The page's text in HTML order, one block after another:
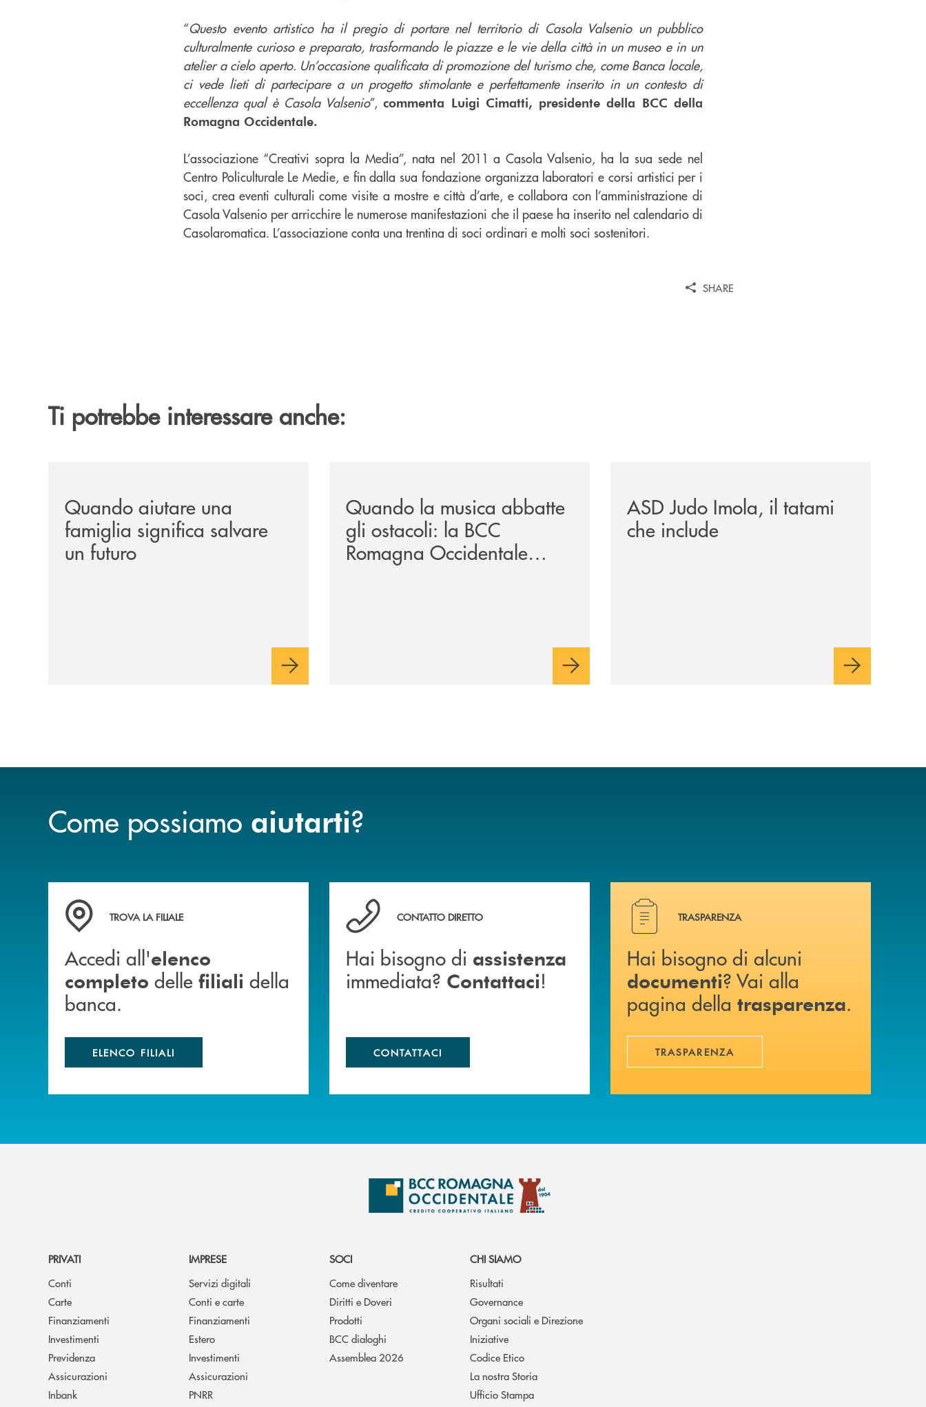
“Questo evento artistico ha il pregio di portare nel territorio di Casola Valsenio un pubblico
culturalmente curioso e preparato, trasformando le piazze e le vie della città in un museo e in un
atelier a cielo aperto. Un’occasione qualificata di promozione del turismo che, come Banca locale,
ci vede lieti di partecipare a un progetto stimolante e perfettamente inserito in un contesto di
eccellenza qual è Casola Valsenio”,commenta Luigi Cimatti, presidente della BCC della
Romagna Occidentale.
L’associazione “Creativi sopra la Media”, nata nel 2011 a Casola Valsenio, ha la sua sede nel
Centro Policulturale Le Medie, e fin dalla sua fondazione organizza laboratori e corsi artistici per i
soci, crea eventi culturali come visite a mostre e città d’arte, e collabora con l’amministrazione di
Casola Valsenio per arricchire le numerose manifestazioni che il paese ha inserito nel calendario di
Casolaromatica. L’associazione conta una trentina di soci ordinari e molti soci sostenitori.
SHARE
Ti potrebbe interessare anche:
Quando aiutare una
famiglia significa salvare
un futuro
Quando la musica abbatte
gli ostacoli: la BCC
Romagna Occidentale
vicina al progetto N.O.I.
ASD Judo Imola, il tatami
che include
Come possiamo aiutarti?
Accedi all' elenco completo delle filiali della banca.
TROVA LA FILIALE
Accedi all'elenco
completo delle filiali della
banca.
ELENCO FILIALI
Hai bisogno di assistenza immediata? Contattaci !
CONTATTO DIRETTO
Hai bisogno di assistenza
immediata? Contattaci!
CONTATTACI
Hai bisogno di alcuni documenti ? Vai alla pagina della
TRASPARENZA
Hai bisogno di alcuni
documenti? Vai alla
pagina della trasparenza.
TRASPARENZA
PRIVATI
Conti
Carte
Finanziamenti
Investimenti
Previdenza
Assicurazioni
Inbank
IMPRESE
Servizi digitali
Conti e carte
Finanziamenti
Estero
Investimenti
Assicurazioni
PNRR
SOCI
Come diventare
Diritti e Doveri
Prodotti
BCC dialoghi
Assemblea 2026
CHI SIAMO
Risultati
Governance
Organi sociali e Direzione
Iniziative
Codice Etico
La nostra Storia
Ufficio Stampa